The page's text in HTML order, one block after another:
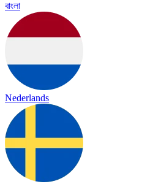
বাংলা
Nederlands